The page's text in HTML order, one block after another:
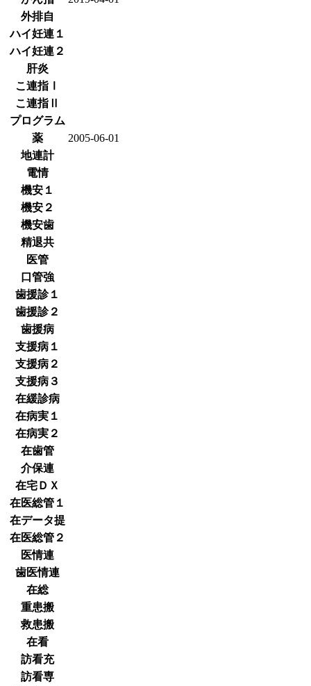
外排自
ハイ妊連１
ハイ妊連２
肝炎
こ連指Ⅰ
こ連指Ⅱ
プログラム
薬
2005-06-01
地連計
電情
機安１
機安２
機安歯
精退共
医管
口管強
歯援診１
歯援診２
歯援病
支援病１
支援病２
支援病３
在緩診病
在病実１
在病実２
在歯管
介保連
在宅ＤＸ
在医総管１
在データ提
在医総管２
医情連
歯医情連
在総
重患搬
救患搬
在看
訪看充
訪看専